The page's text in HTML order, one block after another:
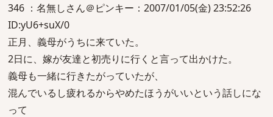
346 ：名無しさん＠ピンキー：2007/01/05(金) 23:52:26
ID:yU6+suX/0
正月、義母がうちに来ていた。
2日に、嫁が友達と初売りに行くと言って出かけた。
義母も一緒に行きたがっていたが、
混んでいるし疲れるからやめたほうがいいという話しにな
って